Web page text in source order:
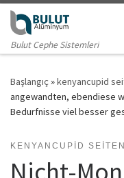
Skip to content
Bulut Cephe Sistemleri
Başlangıç »kenyancupid
angewandten, ebendiese
Bedurfnisse viel besser
KENYANCUPID SEITEN